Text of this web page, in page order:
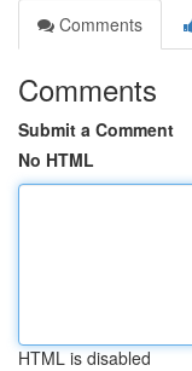
Comments
Comments
Submit a Comment
No HTML
HTML is disabled